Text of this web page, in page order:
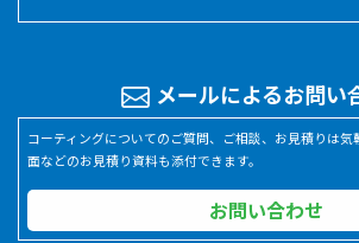
メールによるお問い
コーティングについてのご質問、ご相談、お見積りは気
面などのお見積り資料も添付できます。
お問い合わせ